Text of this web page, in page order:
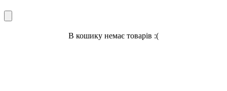
В кошику немає товарів :(